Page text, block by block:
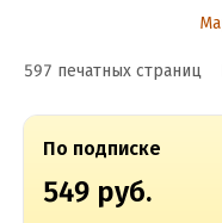
597 печатных страниц
По подписке
549 руб.